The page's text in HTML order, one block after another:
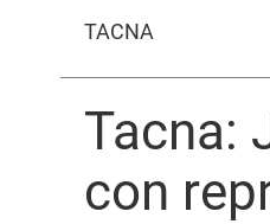
TACNA
Tacna:
con